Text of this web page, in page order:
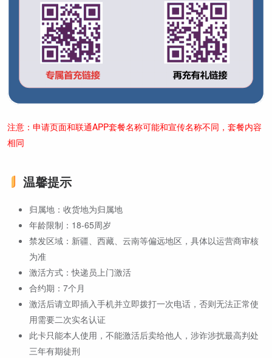
注意：申请页面和联通APP套餐名称可能和宣传名称不同，套餐内容
相同
温馨提示
归属地：收货地为归属地
年龄限制：18-65周岁
禁发区域：新疆、西藏、云南等偏远地区，具体以运营商审核
为准
激活方式：快递员上门激活
合约期：7个月
激活后请立即插入手机并立即拨打一次电话，否则无法正常使
用需要二次实名认证
此卡只能本人使用，不能激活后卖给他人，涉诈涉扰最高判处
三年有期徒刑